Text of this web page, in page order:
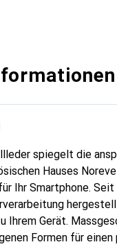
spiegelt die
Hauses
Ihr Smartphone. Seit
Ihrem Gerät.
Formen für